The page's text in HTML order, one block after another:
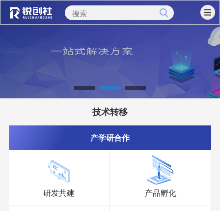
技术转移
产学研合作
研发共建 产品孵化